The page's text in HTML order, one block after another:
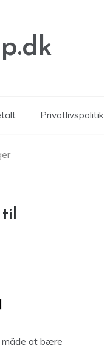
Privatlivspolitik
til
måde at bære